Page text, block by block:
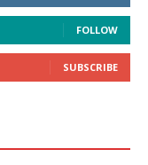
FOLLOW
SUBSCRIBE